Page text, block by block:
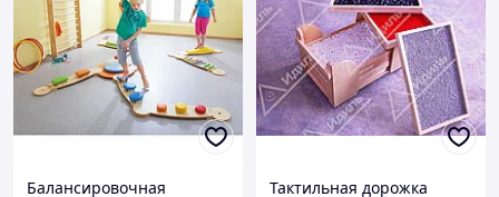
Балансировочная
Тактильная дорожка